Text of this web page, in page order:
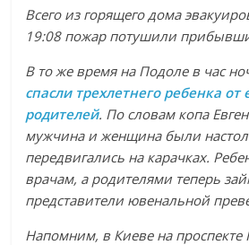
Всего из горящего дома
19:08 пожар потушили
В то же время на Подоле в час
спасли трехлетнего ребенка от
родителей. По словам копа
мужчина и женщина были
передвигались на карачках.
врачам, а родителями теперь
представители ювенальной
Напомним, вКиеве на проспекте